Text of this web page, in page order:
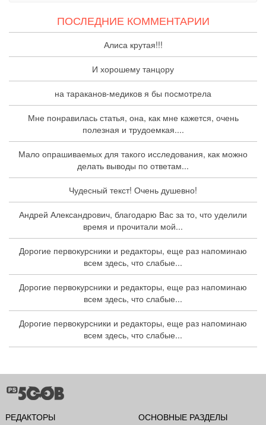
ПОСЛЕДНИЕ КОММЕНТАРИИ
Алиса крутая!!!
И хорошему танцору
на тараканов-медиков я бы посмотрела
Мне понравилась статья, она, как мне кажется, очень
полезная и трудоемкая....
Мало опрашиваемых для такого исследования, как можно
делать выводы по ответам...
Чудесный текст! Очень душевно!
Андрей Александрович, благодарю Вас за то, что уделили
время и прочитали мой...
Дорогие первокурсники и редакторы, еще раз напоминаю
всем здесь, что слабые...
Дорогие первокурсники и редакторы, еще раз напоминаю
всем здесь, что слабые...
Дорогие первокурсники и редакторы, еще раз напоминаю
всем здесь, что слабые...
РЕДАКТОРЫ ОСНОВНЫЕ РАЗДЕЛЫ